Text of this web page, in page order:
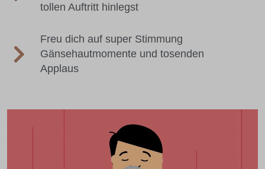
tollen Auftritt hinlegst
Freu dich auf super Stimmung
Gänsehautmomente und tosenden
Applaus